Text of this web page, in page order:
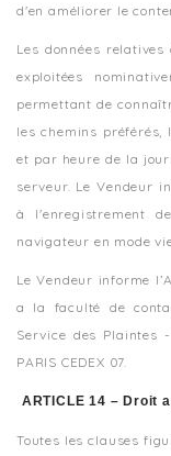
d'en améliorer le
Les données
exploitées
permettant de
les chemins
et par heure de la
serveur. Le Vendeur
à l'enregistrement
navigateur en mode
Le Vendeur informe
a la faculté de
Service des Plaintes
PARIS CEDEX 07.
ARTICLE 14 – Droit
Toutes les clauses